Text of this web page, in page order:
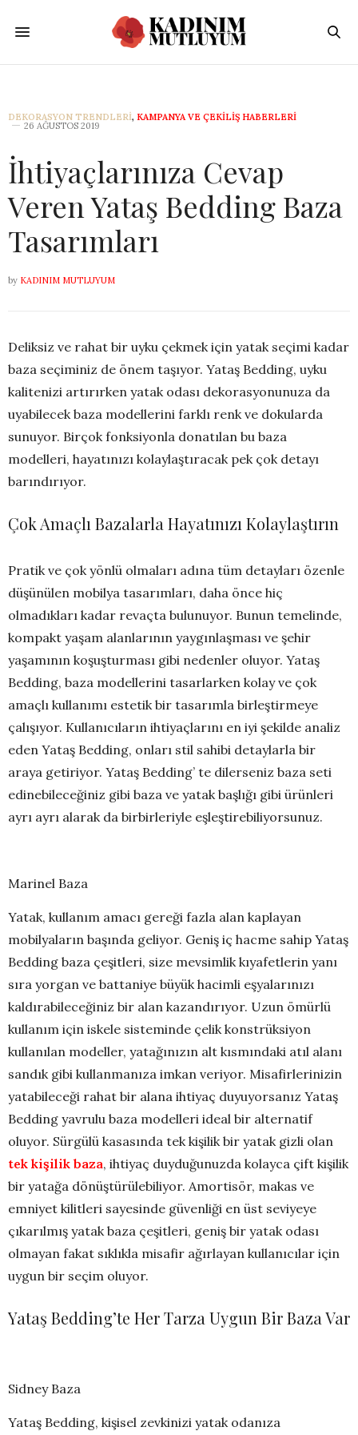
DEKORASYON TRENDLERI, KAMPANYA VE ÇEKILIŞ HABERLERI
26 AĞUSTOS 2019
İhtiyaçlarınıza Cevap
Veren Yataş Bedding Baza
Tasarımları
by KADINIM MUTLUYUM
Deliksiz ve rahat bir uyku çekmek için yatak seçimi kadar
baza seçiminiz de önem taşıyor. Yataş Bedding, uyku
kalitenizi artırırken yatak odası dekorasyonunuza da
uyabilecek baza modellerini farklı renk ve dokularda
sunuyor. Birçok fonksiyonla donatılan bu baza
modelleri, hayatınızı kolaylaştıracak pek çok detayı
barındırıyor.
Çok Amaçlı Bazalarla Hayatınızı Kolaylaştırın
Pratik ve çok yönlü olmaları adına tüm detayları özenle
düşünülen mobilya tasarımları, daha önce hiç
olmadıkları kadar revaçta bulunuyor. Bunun temelinde,
kompakt yaşam alanlarının yaygınlaşması ve şehir
yaşamının koşuşturması gibi nedenler oluyor. Yataş
Bedding, baza modellerini tasarlarken kolay ve çok
amaçlı kullanımı estetik bir tasarımla birleştirmeye
çalışıyor. Kullanıcıların ihtiyaçlarını en iyi şekilde analiz
eden Yataş Bedding, onları stil sahibi detaylarla bir
araya getiriyor. Yataş Bedding’ te dilerseniz baza seti
edinebileceğiniz gibi baza ve yatak başlığı gibi ürünleri
ayrı ayrı alarak da birbirleriyle eşleştirebiliyorsunuz.
Marinel Baza
Yatak, kullanım amacı gereği fazla alan kaplayan
mobilyaların başında geliyor. Geniş iç hacme sahip Yataş
Bedding baza çeşitleri, size mevsimlik kıyafetlerin yanı
sıra yorgan ve battaniye büyük hacimli eşyalarınızı
kaldırabileceğiniz bir alan kazandırıyor. Uzun ömürlü
kullanım için iskele sisteminde çelik konstrüksiyon
kullanılan modeller, yatağınızın alt kısmındaki atıl alanı
sandık gibi kullanmanıza imkan veriyor. Misafirlerinizin
yatabileceği rahat bir alana ihtiyaç duyuyorsanız Yataş
Bedding yavrulu baza modelleri ideal bir alternatif
oluyor. Sürgülü kasasında tek kişilik bir yatak gizli olan
tek kişilik baza, ihtiyaç duyduğunuzda kolayca çift kişilik
bir yatağa dönüştürülebiliyor. Amortisör, makas ve
emniyet kilitleri sayesinde güvenliği en üst seviyeye
çıkarılmış yatak baza çeşitleri, geniş bir yatak odası
olmayan fakat sıklıkla misafir ağırlayan kullanıcılar için
uygun bir seçim oluyor.
Yataş Bedding’te Her Tarza Uygun Bir Baza Var
Sidney Baza
Yataş Bedding, kişisel zevkinizi yatak odanıza